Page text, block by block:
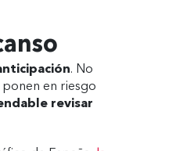
. No
en riesgo
revisar